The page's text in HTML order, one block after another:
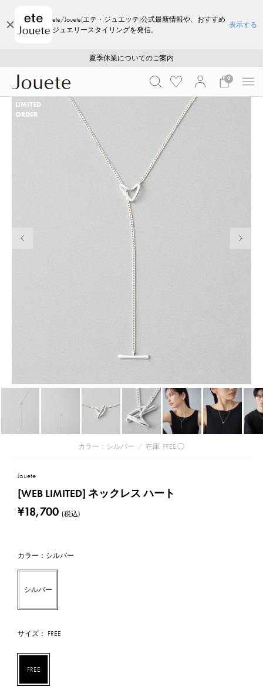
ete/Jouete(エテ・ジュエッテ)公式最新情報や、おすすめ
ジュエリースタイリングを発信。
表示する
採用のご案内
ご注文いただいたお品物のお届け状況について
夏季休業についてのご案内
WEB LIMITED ITEMS >>
採用のご案内
ご注文いただいたお品物のお届け状況について
0
カラー：シルバー / 在庫 FREE:◯
LIMITED
ORDER
Jouete
[WEB LIMITED] ネックレス ハート
¥18,700 (税込)
カラー：シルバー
シルバー
サイズ： FREE
FREE